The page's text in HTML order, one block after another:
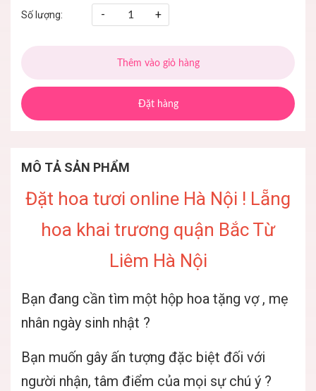
Số lượng: - +
Thêm vào giỏ hàng
Đặt hàng
MÔ TẢ SẢN PHẨM
Đặt hoa tươi online Hà Nội ! Lẵng
hoa khai trương quận Bắc Từ
Liêm Hà Nội
Bạn đang cần tìm một hộp hoa tặng vợ , mẹ
nhân ngày sinh nhật ?
Bạn muốn gây ấn tượng đặc biệt đối với
người nhận, tâm điểm của mọi sự chú ý ?